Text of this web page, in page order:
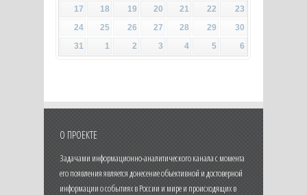
17
18 19 20 21 22
23
24
25 26 27 28 29
30
31
1 2 3 4 5 6
О ПРОЕКТЕ
Задачами информационно-аналитического канала с момента
его появления является донесение объективной и достоверной
информации о событиях в России и мире и происходящих в